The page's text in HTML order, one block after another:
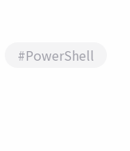
#PowerShell